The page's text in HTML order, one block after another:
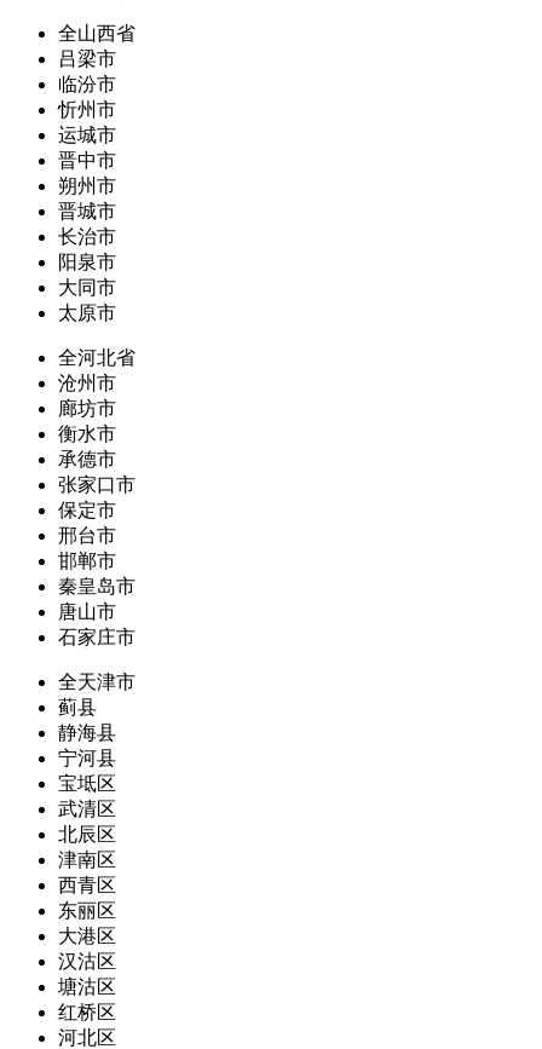
全山西省
吕梁市
临汾市
忻州市
运城市
晋中市
朔州市
晋城市
长治市
阳泉市
大同市
太原市
全河北省
沧州市
廊坊市
衡水市
承德市
张家口市
保定市
邢台市
邯郸市
秦皇岛市
唐山市
石家庄市
全天津市
蓟县
静海县
宁河县
宝坻区
武清区
北辰区
津南区
西青区
东丽区
大港区
汉沽区
塘沽区
红桥区
河北区